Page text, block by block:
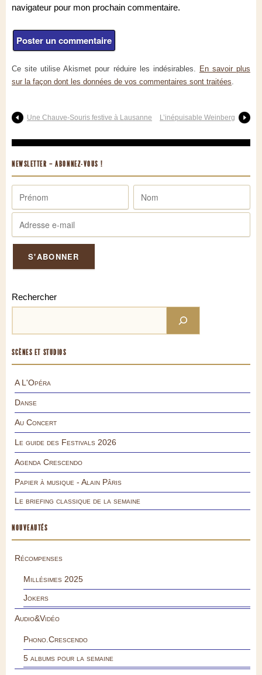
navigateur pour mon prochain commentaire.
Ce site utilise Akismet pour réduire les indésirables. En savoir plus
sur la façon dont les données de vos commentaires sont traitées
Une Chauve-Souris festive à Lausanne L’inépuisable Weinberg
NEWSLETTER – ABONNEZ-VOUS !
Rechercher
SCÈNES ET STUDIOS
A L'Opéra
Danse
Au Concert
Le guide des Festivals 2026
Agenda Crescendo
Papier à musique - Alain Pâris
Le briefing classique de la semaine
NOUVEAUTÉS
Récompenses
Millésimes 2025
Jokers
Audio&Vidéo
Phono.Crescendo
5 albums pour la semaine